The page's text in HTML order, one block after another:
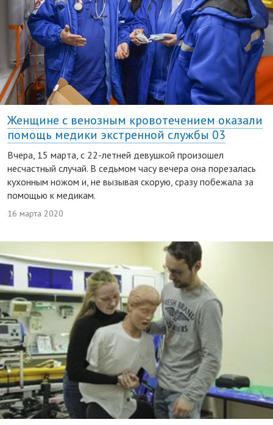
Женщине с венозным кровотечением оказали
помощь медики экстренной службы 03
Вчера, 15 марта, с 22-летней девушкой произошел
несчастный случай. В седьмом часу вечера она порезалась
кухонным ножом и, не вызывая скорую, сразу побежала за
помощью к медикам.
16 марта 2020